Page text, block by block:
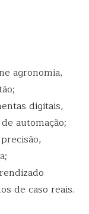
agronomia,
digitais,
automação;
de caso reais.